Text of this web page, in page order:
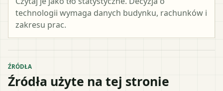
technologii wymaga danych budynku, rachunków i
zakresu prac.
ŹRÓDŁA
Źródła użyte na tej stronie